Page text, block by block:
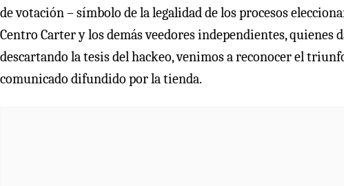
de votación – símbolo de la legalidad de los procesos
Centro Carter y los demás veedores independientes,
descartando la tesis del hackeo, venimos a reconocer el
comunicado difundido por la tienda.